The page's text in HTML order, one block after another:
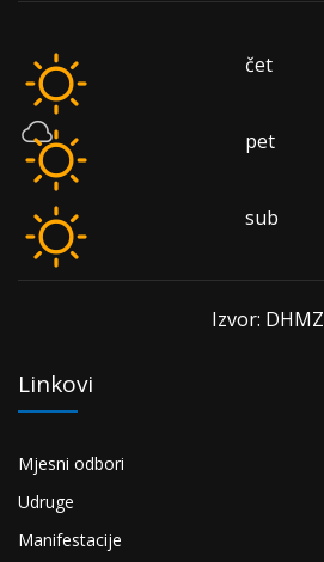
čet
pet
sub
Izvor: DHMZ
Linkovi
Mjesni odbori
Udruge
Manifestacije